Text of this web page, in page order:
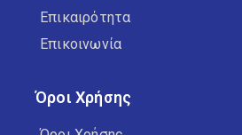
Επικαιρότητα
Επικοινωνία
Όροι Χρήσης